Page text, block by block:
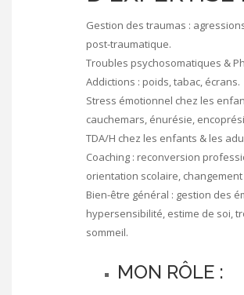
Gestion des traumas :
post-traumatique.
Troubles psychosomatiques &
Addictions : poids, tabac, écrans.
Stress émotionnel chez les
cauchemars, énurésie,
TDA/H chez les enfants & les
Coaching : reconversion
orientation scolaire, changement
Bien-être général : gestion des
hypersensibilité, estime de soi,
sommeil.
MON RÔLE :